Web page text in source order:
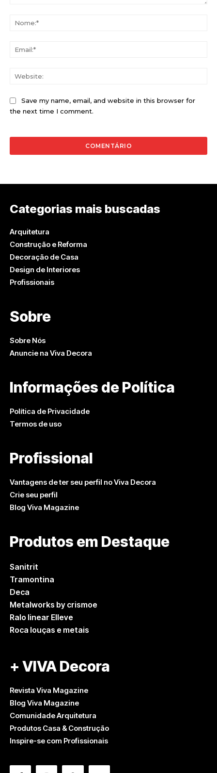
Save my name, email, and website in this browser for
the next time I comment.
Categorias mais buscadas
Arquitetura
Construção e Reforma
Decoração de Casa
Design de Interiores
Profissionais
Sobre
Sobre Nós
Anuncie na Viva Decora
Informações de Política
Política de Privacidade
Termos de uso
Profissional
Vantagens de ter seu perfil no Viva Decora
Crie seu perfil
Blog Viva Magazine
Produtos em Destaque
Sanitrit
Tramontina
Deca
Metalworks by crismoe
Ralo linear Elleve
Roca louças e metais
+ VIVA Decora
Revista Viva Magazine
Blog Viva Magazine
Comunidade Arquitetura
Produtos Casa & Construção
Inspire-se com Profissionais